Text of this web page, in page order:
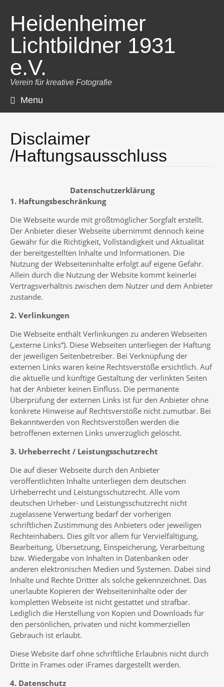
Heidenheimer
Lichtbildner 1931
e.V.
Verein für kreative Fotografie
Menu
content
Disclaimer
/Haftungsausschluss
Datenschutzerklärung
1. Haftungsbeschränkung
Die Webseite wurde mit größtmöglicher Sorgfalt erstellt.
Der Anbieter dieser Webseite übernimmt dennoch keine
Gewähr für die Richtigkeit, Vollständigkeit und Aktualität
der bereitgestellten Inhalte und Informationen. Die
Nutzung der Webseiteninhalte erfolgt auf eigene Gefahr.
Allein durch die Nutzung der Website kommt keinerlei
Vertragsverhältnis zwischen dem Nutzer und dem Anbieter
zustande.
2. Verlinkungen
Die Webseite enthält Verlinkungen zu anderen Webseiten
(„externe Links“). Diese Webseiten unterliegen der Haftung
der jeweiligen Seitenbetreiber. Bei Verknüpfung der
externen Links waren keine Rechtsverstöße ersichtlich. Auf
die aktuelle und künftige Gestaltung der verlinkten Seiten
hat der Anbieter keinen Einfluss. Die permanente
Überprüfung der externen Links ist für den Anbieter ohne
konkrete Hinweise auf Rechtsverstöße nicht zumutbar. Bei
Bekanntwerden von Rechtsverstößen werden die
betroffenen externen Links unverzüglich gelöscht.
3. Urheberrecht / Leistungsschutzrecht
Die auf dieser Webseite durch den Anbieter
veröffentlichten Inhalte unterliegen dem deutschen
Urheberrecht und Leistungsschutzrecht. Alle vom
deutschen Urheber- und Leistungsschutzrecht nicht
zugelassene Verwertung bedarf der vorherigen
schriftlichen Zustimmung des Anbieters oder jeweiligen
Rechteinhabers. Dies gilt vor allem für Vervielfältigung,
Bearbeitung, Übersetzung, Einspeicherung, Verarbeitung
bzw. Wiedergabe von Inhalten in Datenbanken oder
anderen elektronischen Medien und Systemen. Dabei sind
Inhalte und Rechte Dritter als solche gekennzeichnet. Das
unerlaubte Kopieren der Webseiteninhalte oder der
kompletten Webseite ist nicht gestattet und strafbar.
Lediglich die Herstellung von Kopien und Downloads für
den persönlichen, privaten und nicht kommerziellen
Gebrauch ist erlaubt.
Diese Website darf ohne schriftliche Erlaubnis nicht durch
Dritte in Frames oder iFrames dargestellt werden.
4. Datenschutz